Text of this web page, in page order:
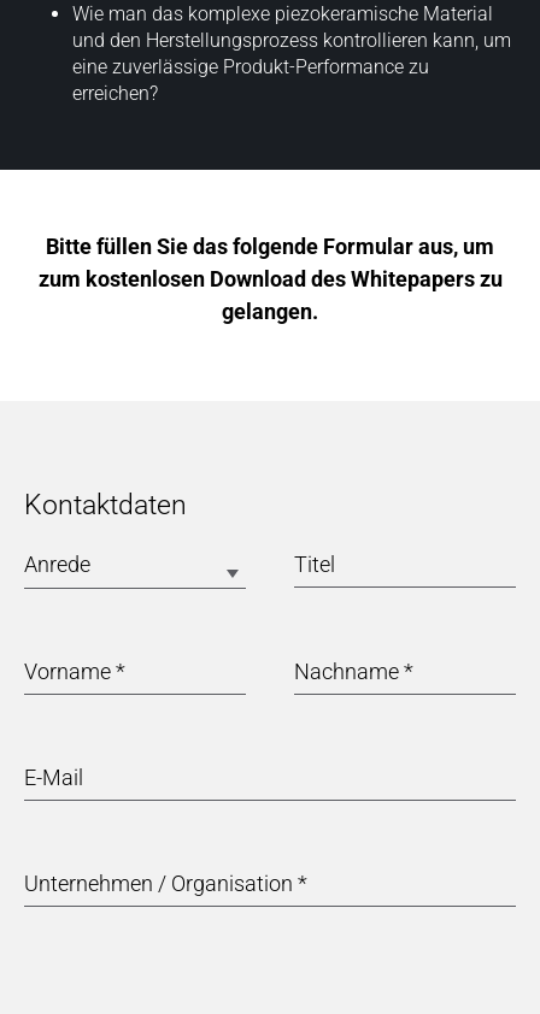
Wie man das komplexe piezokeramische Material
und den Herstellungsprozess kontrollieren kann, um
eine zuverlässige Produkt-Performance zu
erreichen?
Bitte füllen Sie das folgende Formular aus, um
zum kostenlosen Download des Whitepapers zu
gelangen.
Kontaktdaten
Anrede Titel
Vorname* Nachname*
E-Mail
Unternehmen / Organisation *